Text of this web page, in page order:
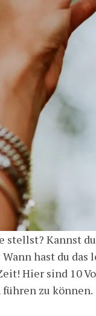
stellst? Kannst
hast du
Hier sind 10
führen zu können.